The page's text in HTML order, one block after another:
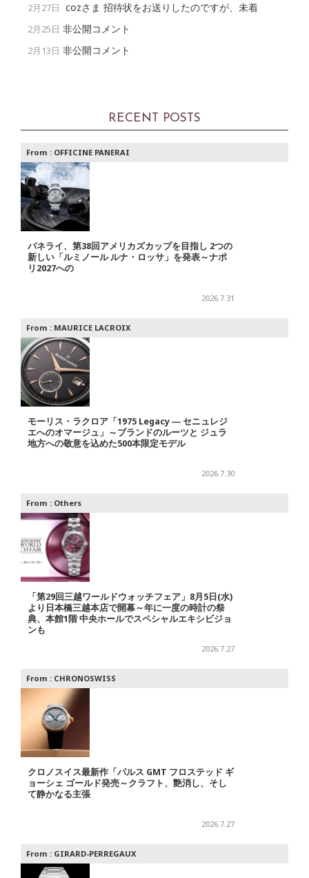
2月27日 cozさま 招待状をお送りしたのですが、未着
2月25日 非公開コメント
2月13日 非公開コメント
RECENT POSTS
From : OFFICINE PANERAI
パネライ、第38回アメリカズカップを目指し 2つの
新しい「ルミノール ルナ・ロッサ」を発表～ナポ
リ2027への
2026.7.31
From : MAURICE LACROIX
モーリス・ラクロア「1975 Legacy ― セニュレジ
エへのオマージュ」～ブランドのルーツと ジュラ
地方への敬意を込めた500本限定モデル
2026.7.30
From : Others
「第29回三越ワールドウォッチフェア」8月5日(水)
より日本橋三越本店で開幕～年に一度の時計の祭
典、本館1階 中央ホールでスペシャルエキシビジョ
ンも
2026.7.27
From : CHRONOSWISS
クロノスイス最新作「パルス GMT フロステッド ギ
ョーシェ ゴールド発売～クラフト、艶消し、そし
て静かなる主張
2026.7.27
From : GIRARD-PERREGAUX